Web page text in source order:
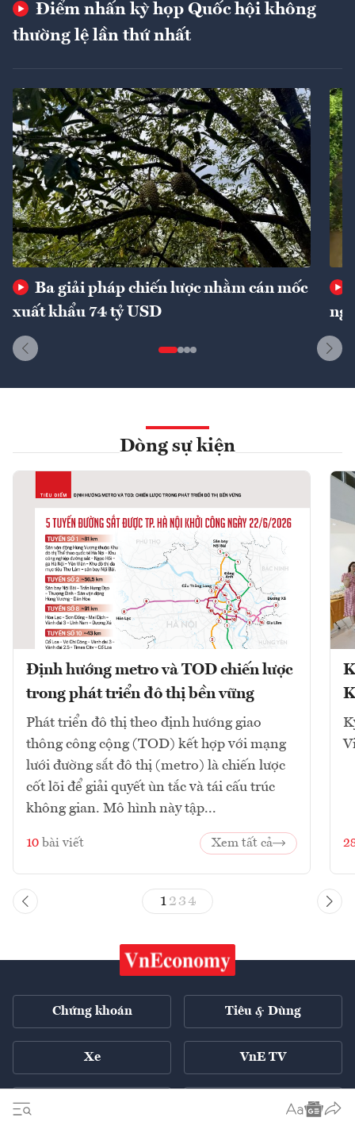
Điểm nhấn kỳ họp Quốc hội không
thường lệ lần thứ nhất
Ba giải pháp chiến lược nhằm cán mốc
xuất khẩu 74 tỷ USD
Dòng sự kiện
Định hướng metro và TOD chiến lược
trong phát triển đô thị bền vững
Phát triển đô thị theo định hướng giao
thông công cộng (TOD) kết hợp với mạng
lưới đường sắt đô thị (metro) là chiến lược
cốt lõi để giải quyết ùn tắc và tái cấu trúc
không gian. Mô hình này tập...
10 bài viết Xem tất cả
1 23 4
Chứng khoán Tiêu & Dùng
Xe VnE TV
English ++